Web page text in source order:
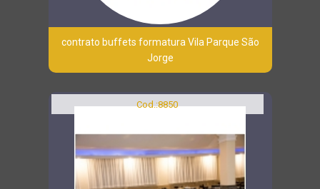
contrato buffets formatura Vila Parque São
Jorge
Cod.:8850